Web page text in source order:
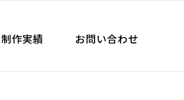
制作実績 お問い合わせ